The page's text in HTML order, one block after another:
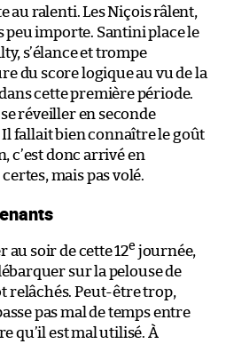
au ralenti. Les Niçois râlent,
peu importe. Santini place le
s’élance et trompe
du score logique au vu de la
cette première période.
réveiller en seconde
fallait bien connaître le goût
c’est donc arrivé en
mais pas volé.
au soir de cette 12e journée,
sur la pelouse de
relâchés. Peut-être trop,
pas mal de temps entre
qu’il est mal utilisé. À